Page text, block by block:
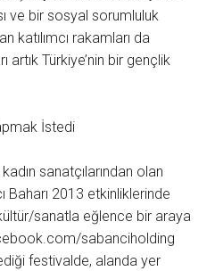
ve bir sosyal sorumluluk
katılımcı rakamları da
artık Türkiye’nin bir gençlik
İstedi
sanatçılarından olan
Baharı 2013 etkinliklerinde
sanatla eğlence bir araya
sabanciholding
festivalde, alanda yer